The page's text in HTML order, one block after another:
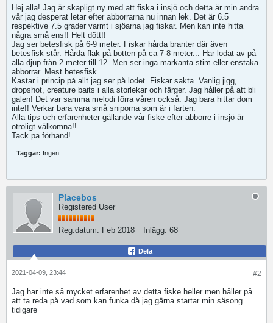
Hej alla! Jag är skapligt ny med att fiska i insjö och detta är min andra
vår jag desperat letar efter abborrarna nu innan lek. Det är 6.5
respektive 7.5 grader varmt i sjöarna jag fiskar. Men kan inte hitta
några små ens!! Helt dött!!
Jag ser betesfisk på 6-9 meter. Fiskar hårda branter där även
betesfisk står. Hårda flak på botten på ca 7-8 meter... Har lodat av på
alla djup från 2 meter till 12. Men ser inga markanta stim eller enstaka
abborrar. Mest betesfisk.
Kastar i princip på allt jag ser på lodet. Fiskar sakta. Vanlig jigg,
dropshot, creature baits i alla storlekar och färger. Jag håller på att bli
galen! Det var samma melodi förra våren också. Jag bara hittar dom
inte!! Verkar bara vara små sniporna som är i farten.
Alla tips och erfarenheter gällande vår fiske efter abborre i insjö är
otroligt välkomna!!
Tack på förhand!
Taggar: Ingen
Placebos
Registered User
Reg.datum: Feb 2018 Inlägg: 68
Dela
#2
2021-04-09, 23:44
Jag har inte så mycket erfarenhet av detta fiske heller men håller på
att ta reda på vad som kan funka då jag gärna startar min säsong
tidigare